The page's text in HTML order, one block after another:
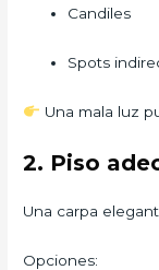
Candiles
Spots
Una mala luz
2. Piso
Una carpa
Opciones: